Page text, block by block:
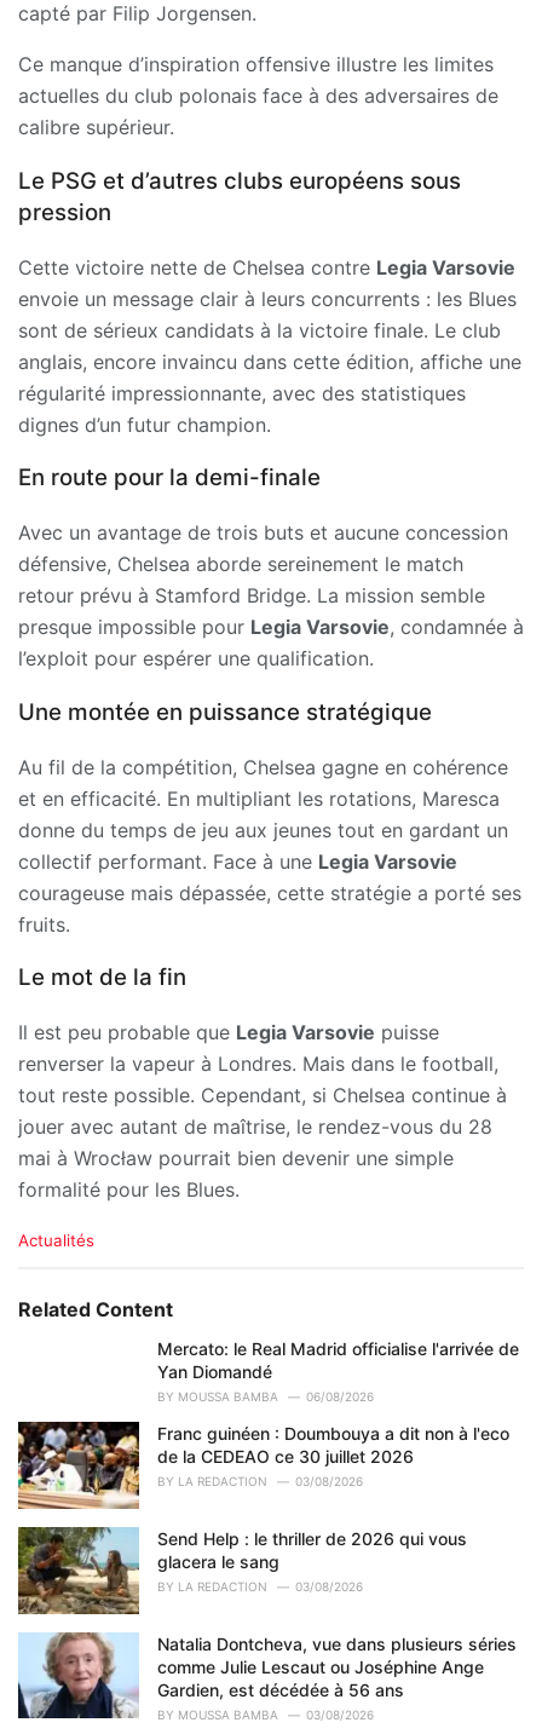
capté par Filip Jorgensen.
Ce manque d’inspiration offensive illustre les limites
actuelles du club polonais face à des adversaires de
calibre supérieur.
Le PSG et d’autres clubs européens sous
pression
Cette victoire nette de Chelsea contre Legia Varsovie
envoie un message clair à leurs concurrents : les Blues
sont de sérieux candidats à la victoire finale. Le club
anglais, encore invaincu dans cette édition, affiche une
régularité impressionnante, avec des statistiques
dignes d’un futur champion.
En route pour la demi-finale
Avec un avantage de trois buts et aucune concession
défensive, Chelsea aborde sereinement le match
retour prévu à Stamford Bridge. La mission semble
presque impossible pour Legia Varsovie, condamnée à
l’exploit pour espérer une qualification.
Une montée en puissance stratégique
Au fil de la compétition, Chelsea gagne en cohérence
et en efficacité. En multipliant les rotations, Maresca
donne du temps de jeu aux jeunes tout en gardant un
collectif performant. Face à une Legia Varsovie
courageuse mais dépassée, cette stratégie a porté ses
fruits.
Le mot de la fin
Il est peu probable que Legia Varsovie puisse
renverser la vapeur à Londres. Mais dans le football,
tout reste possible. Cependant, si Chelsea continue à
jouer avec autant de maîtrise, le rendez-vous du 28
mai à Wrocław pourrait bien devenir une simple
formalité pour les Blues.
C
e
s
:
Actualités
Related Content
Mercato: le Real Madrid officialise l'arrivée de
Yan Diomandé
BY MOUSSA BAMBA 06/08/2026
Franc guinéen : Doumbouya a dit non à l'eco
de la CEDEAO ce 30 juillet 2026
BY LA REDACTION 03/08/2026
Send Help : le thriller de 2026 qui vous
glacera le sang
BY LA REDACTION 03/08/2026
Natalia Dontcheva, vue dans plusieurs séries
comme Julie Lescaut ou Joséphine Ange
Gardien, est décédée à 56 ans
BY MOUSSA BAMBA 03/08/2026